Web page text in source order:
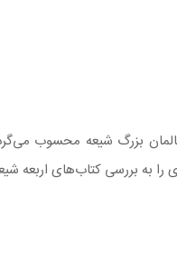
بزرگ شیعه محسوب
به بررسی کتاب‌های اربعه